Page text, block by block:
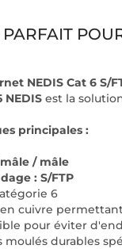
NEDIS Cat 6 S/
NEDIS est la
principales :
/ mâle
: S/FTP
6
cuivre
pour éviter
moulés durables